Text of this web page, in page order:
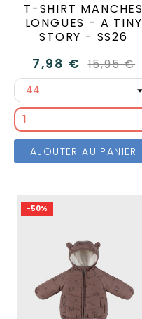
T-SHIRT MANCHES
LONGUES - A TINY
STORY - SS26
7,98 € 15,95 €
AJOUTER AU PANIER
-50%